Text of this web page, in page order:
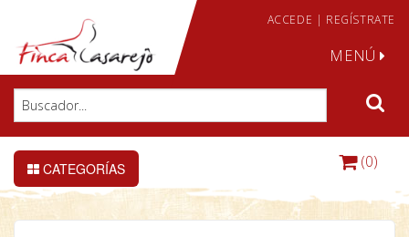
ACCEDE | REGÍSTRATE
MENÚ
CATEGORÍAS (0)